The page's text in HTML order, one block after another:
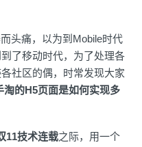
头痛，以为到Mobile时代
了移动时代，为了处理各
社区的偶，时常发现大家
淘的H5页面是如何实现多
11技术连载之际，用一个